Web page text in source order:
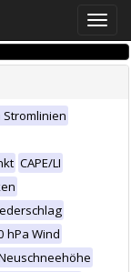
Toggle
Stromlinien
CAPE/LI
hPa Wind